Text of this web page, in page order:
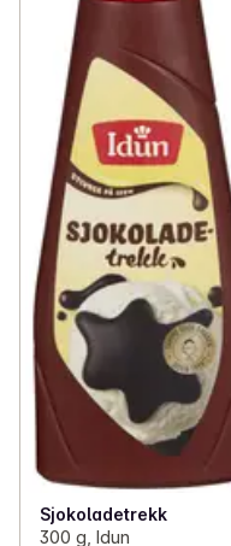
Sjokoladetrekk
300 g, Idun